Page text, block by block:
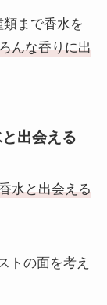
まで香水を
んな香りに出
出会える
水と出会える
トの面を考え